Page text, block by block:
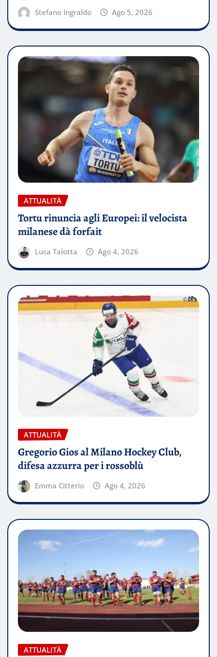
Stefano Ingraldo Ago 5, 2026
ATTUALITÀ
Tortu rinuncia agli Europei: il velocista
milanese dà forfait
Luca Talotta Ago 4, 2026
ATTUALITÀ
Gregorio Gios al Milano Hockey Club,
difesa azzurra per i rossoblù
Emma Citterio Ago 4, 2026
ATTUALITÀ